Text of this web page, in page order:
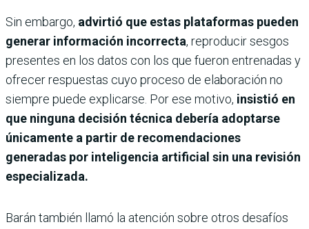
Sin embargo, advirtió que estas plataformas pueden
generar información incorrecta, reproducir sesgos
presentes en los datos con los que fueron entrenadas y
ofrecer respuestas cuyo proceso de elaboración no
siempre puede explicarse. Por ese motivo, insistió en
que ninguna decisión técnica debería adoptarse
únicamente a partir de recomendaciones
generadas por inteligencia artificial sin una revisión
especializada.
Barán también llamó la atención sobre otros desafíos